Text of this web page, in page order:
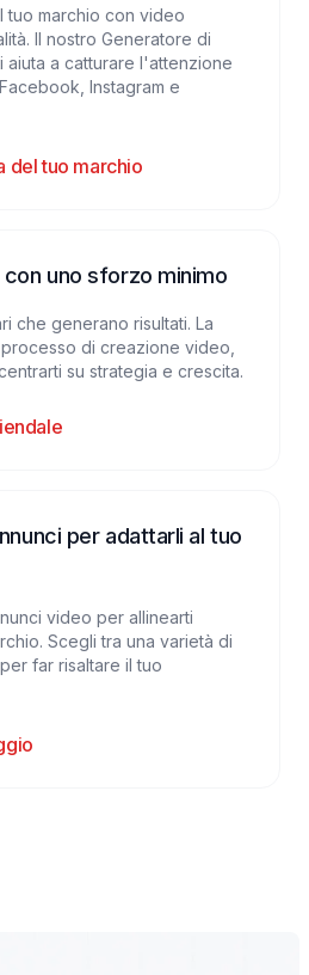
tuo marchio con video
Il nostro Generatore di
aiuta a catturare l'attenzione
Instagram e
del tuo marchio
con uno sforzo minimo
che generano risultati. La
di creazione video,
su strategia e crescita.
per adattarli al tuo
video per allinearti
Scegli tra una varietà di
far risaltare il tuo